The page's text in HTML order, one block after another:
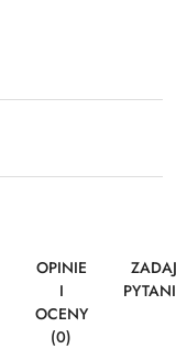
OPINIE
I
OCENY
(0)